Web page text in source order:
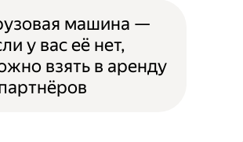
машина —
у вас её нет,
взять в аренду